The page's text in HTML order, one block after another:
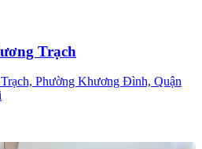
Trạch
Phường Khương Đình, Quận